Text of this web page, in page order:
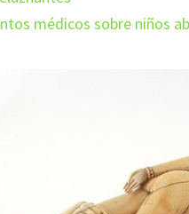
médicos sobre niños